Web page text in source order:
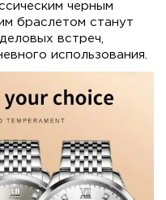
черным
браслетом станут
встреч,
использования.